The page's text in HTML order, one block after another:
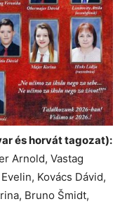
és horvát tagozat):
Arnold, Vastag
Kovács Dávid,
Bruno Šmidt,